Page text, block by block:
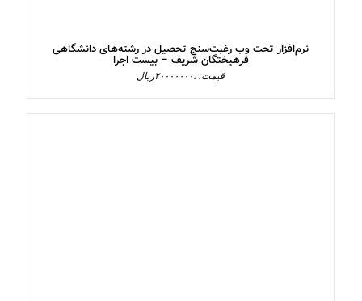
نرم‌افزار تحت وب رغبت‌سنج تحصیل در رشته‌های دانشگاهی
فرهیختگان شریف – بیست اجرا
قیمت: ،۲۰۰۰۰۰۰۰ریال